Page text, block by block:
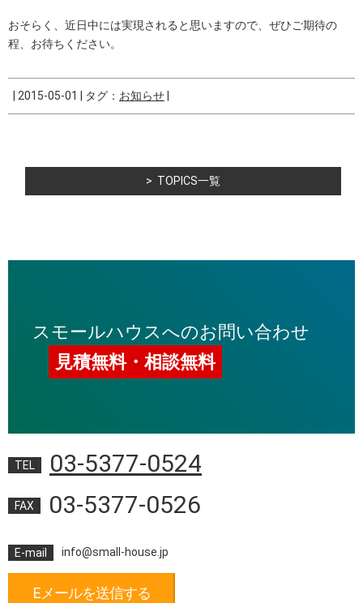
おそらく、近日中には実現されると思いますので、ぜひご期待の
程、お待ちください。
2015-05-01 タグ： お知らせ
TOPICS一覧
スモールハウスへのお問い合わせ
見積無料・相談無料
TEL 03-5377-0524
FAX 03-5377-0526
E-mail info@small-house.jp
Eメールを送信する